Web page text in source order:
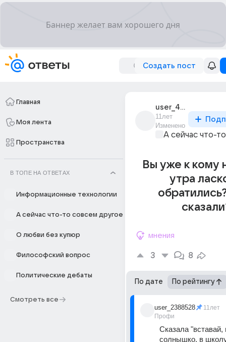
Создать пост
Главная
Моя лента
Пространства
В ТОПЕ НА ОТВЕТАХ
Информационные технологии
А сейчас что-то совсем другое
О любви без купюр
Философский вопрос
Политические дебаты
Смотреть все
user_45847733
11лет
Изменено
А сейчас что-
Вы уже к кому
утра
мнения
3 8
По дате По рейтингу
user_2388528
Профи
11лет
Сказала "вставай,
солнышко, в